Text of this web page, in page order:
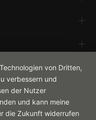
von Dritten,
verbessern und
der Nutzer
und kann meine
die Zukunft widerrufen